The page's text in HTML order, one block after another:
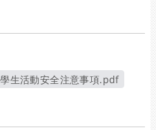
生活動安全注意事項.pdf